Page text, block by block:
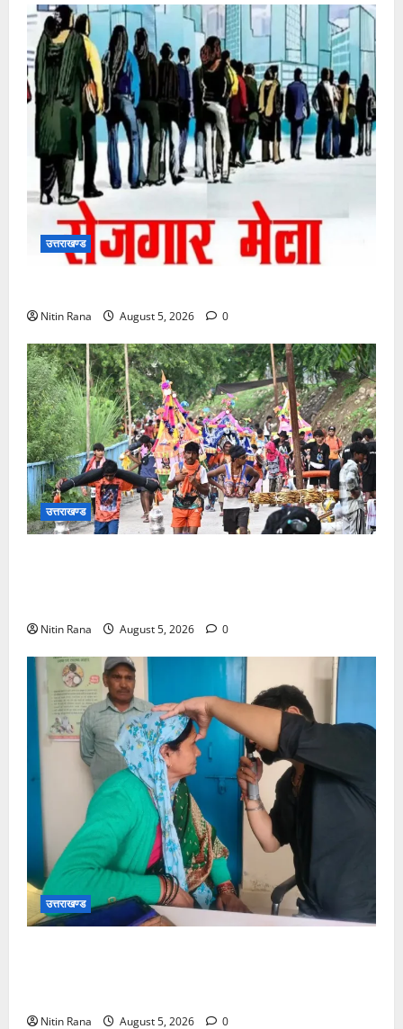
उत्तराखण्ड
Nitin Rana August 5, 2026 0
उत्तराखण्ड
Nitin Rana August 5, 2026 0
उत्तराखण्ड
Nitin Rana August 5, 2026 0